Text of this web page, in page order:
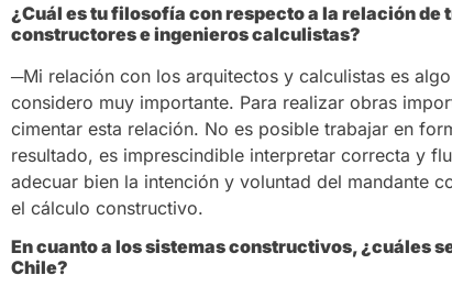
¿Cuál es tu filosofía con respecto a la relación
constructores e ingenieros calculistas?
─Mi relación con los arquitectos y calculistas es
considero muy importante. Para realizar obras
cimentar esta relación. No es posible trabajar en
resultado, es imprescindible interpretar correcta y
adecuar bien la intención y voluntad del mandante
el cálculo constructivo.
En cuanto a los sistemas constructivos, ¿cuáles
Chile?